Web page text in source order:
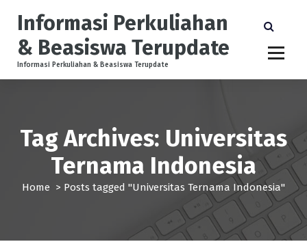
o
Informasi Perkuliahan
& Beasiswa Terupdate
Informasi Perkuliahan & Beasiswa Terupdate
Tag Archives: Universitas
Ternama Indonesia
Home > Posts tagged "Universitas Ternama Indonesia"